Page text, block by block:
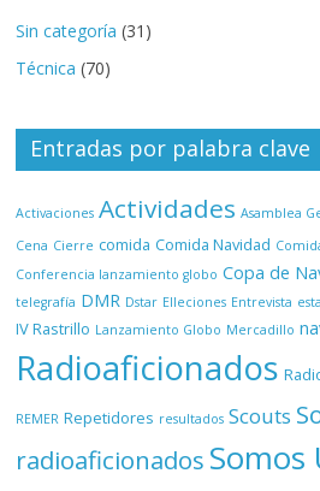
Sin categoría (31)
Técnica (70)
Entradas por palabra clave
Activaciones Actividades Asamblea
Cena Cierre comida Comida Navidad
Conferencia lanzamiento globo Copa de
telegrafía DMR Dstar Elleciones Entrevista
IV Rastrillo Lanzamiento Globo Mercadillo
Radioaficionados
REMER Repetidores resultados Scouts
radioaficionados Somos